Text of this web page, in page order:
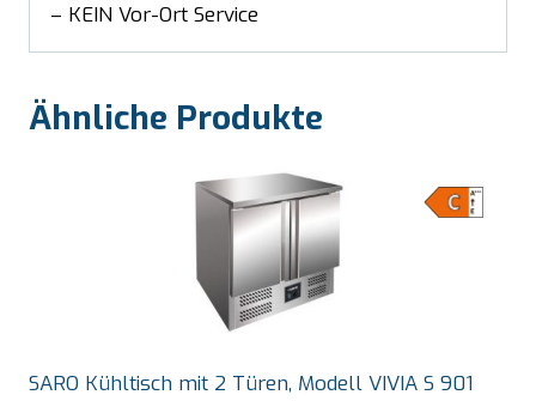
– KEIN Vor-Ort Service
Ähnliche Produkte
SARO Kühltisch mit 2 Türen, Modell VIVIA S 901